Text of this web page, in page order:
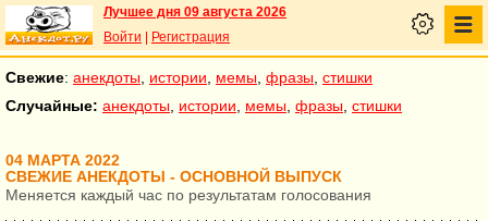
Лучшее дня 09 августа 2026
Войти
Регистрация
Свежие: анекдоты истории мемы фразы стишки
Случайные: анекдоты истории мемы фразы стишки
04 МАРТА 2022
СВЕЖИЕ АНЕКДОТЫ - ОСНОВНОЙ ВЫПУСК
Меняется каждый час по результатам голосования